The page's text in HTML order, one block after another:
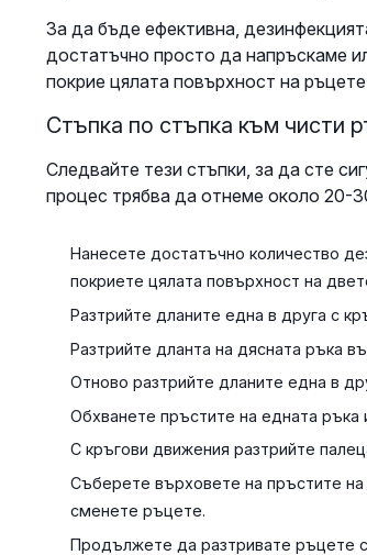
За да бъде ефективна,
достатъчно просто да напръскаме
покрие цялата повърхност на
Стъпка по стъпка към чисти
Следвайте тези стъпки, за да сте
процес трябва да отнеме около 20-
Нанесете достатъчно количество
покриете цялата повърхност на
Разтрийте дланите една в друга с
Разтрийте дланта на дясната ръка
Отново разтрийте дланите една в
Обхванете пръстите на едната ръка
С кръгови движения разтрийте
Съберете върховете на пръстите на
сменете ръцете.
Продължете да разтривате ръцете